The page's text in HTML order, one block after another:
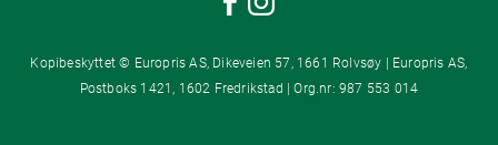
Kopibeskyttet © Europris AS, Dikeveien 57, 1661 Rolvsøy | Europris AS,
Postboks 1421, 1602 Fredrikstad | Org.nr: 987 553 014